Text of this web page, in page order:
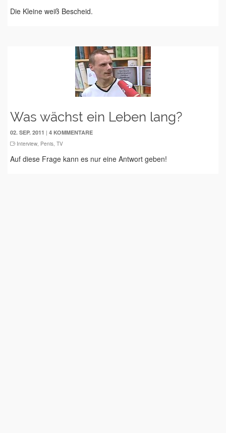
Die Kleine weiß Bescheid.
Was wächst ein Leben lang?
02. SEP. 2011 | 4 KOMMENTARE
Interview, Penis, TV
Auf diese Frage kann es nur eine Antwort geben!